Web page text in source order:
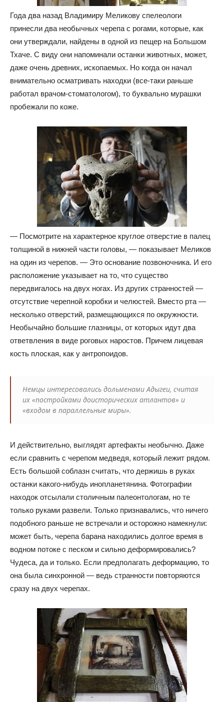
Года два назад Владимиру Меликову спелеологи
принесли два необычных черепа с рогами, которые, как
они утверждали, найдены в одной из пещер на Большом
Тхаче. С виду они напоминали останки животных, может,
даже очень древних, ископаемых. Но когда он начал
внимательно осматривать находки (все-таки раньше
работал врачом-стоматологом), то буквально мурашки
пробежали по коже.
— Посмотрите на характерное круглое отверстие в палец
толщиной в нижней части головы, — показывает Меликов
на один из черепов. — Это основание позвоночника. И его
расположение указывает на то, что существо
передвигалось на двух ногах. Из других странностей —
отсутствие черепной коробки и челюстей. Вместо рта —
несколько отверстий, размещающихся по окружности.
Необычайно большие глазницы, от которых идут два
ответвления в виде роговых наростов. Причем лицевая
кость плоская, как у антропоидов.
Немцы интересовались дольменами Адыгеи, считая
их «постройками доисторических атлантов» и
«входом в параллельные миры».
И действительно, выглядят артефакты необычно. Даже
если сравнить с черепом медведя, который лежит рядом.
Есть большой соблазн считать, что держишь в руках
останки какого-нибудь инопланетянина. Фотографии
находок отсылали столичным палеонтологам, но те
только руками развели. Только признавались, что ничего
подобного раньше не встречали и осторожно намекнули:
может быть, черепа барана находились долгое время в
водном потоке с песком и сильно деформировались?
Чудеса, да и только. Если предполагать деформацию, то
она была синхронной — ведь странности повторяются
сразу на двух черепах.